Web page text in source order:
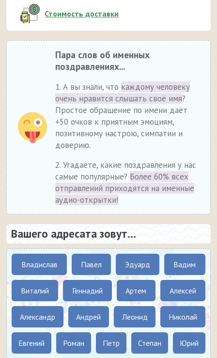
Стоимость доставки
Пара слов об именных
поздравлениях...
1. А вы знали, что каждому человеку
очень нравится слышать своё имя?
Простое обращение по имени даёт
+50 очков к приятным эмоциям,
позитивному настрою, симпатии и
доверию.
2. Угадаете, какие поздравления у нас
самые популярные? Более 60% всех
отправлений приходятся на именные
аудио-открытки!
Вашего адресата зовут...
Владислав Павел Эдуард Вадим
Виталий Геннадий Артем Алексей
Александр Андрей Леонид Николай
Евгений Роман Петр Степан Юрий